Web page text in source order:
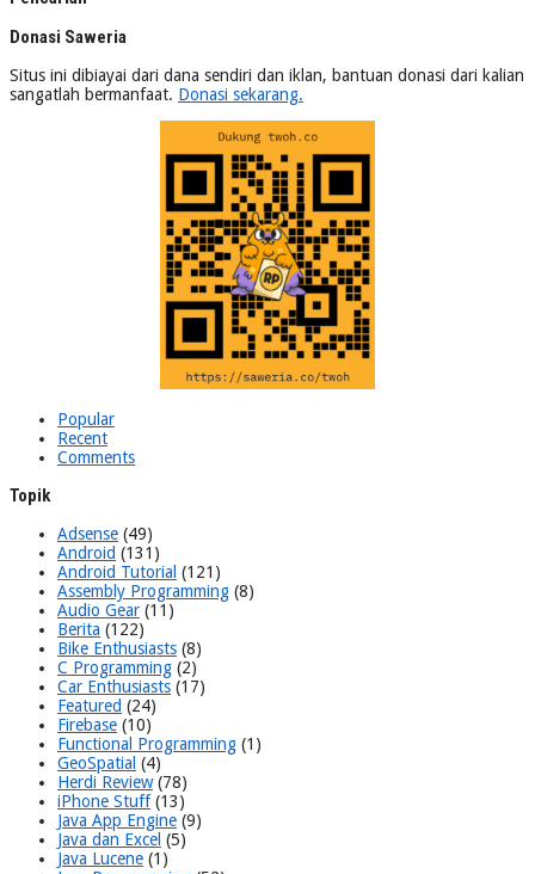
Donasi Saweria
Situs ini dibiayai dari dana sendiri dan iklan, bantuan donasi dari kalian
sangatlah bermanfaat. Donasi sekarang.
Popular
Recent
Comments
Topik
Adsense (49)
Android (131)
Android Tutorial (121)
Assembly Programming (8)
Audio Gear (11)
Berita (122)
Bike Enthusiasts (8)
C Programming (2)
Car Enthusiasts (17)
Featured (24)
Firebase (10)
Functional Programming (1)
GeoSpatial (4)
Herdi Review(78)
iPhone Stuff(13)
Java App Engine (9)
Java dan Excel (5)
Java Lucene (1)